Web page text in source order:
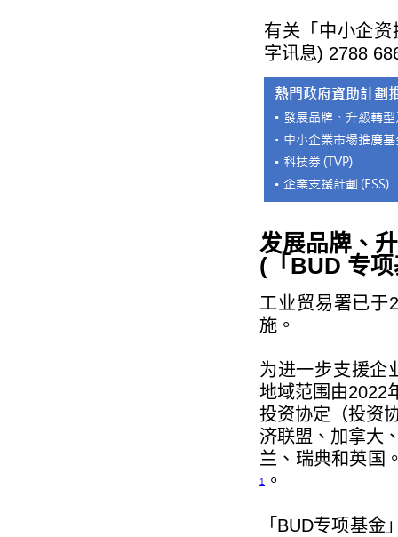
有关「中小企
字讯息) 2788
发展品牌、
(「BUD 专
工业贸易署已于
施。
为进一步支援企
地域范围由2022
投资协定（投资
济联盟、加拿大
兰、瑞典和英国
1 。
「BUD专项基